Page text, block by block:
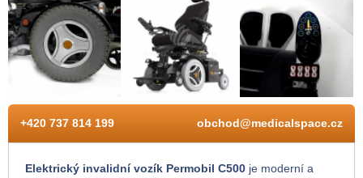
+420 737 814 199 obchod@medicalspace.cz
Elektrický invalidní vozík Permobil C500 je moderní a